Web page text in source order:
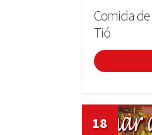
Comida
Tió
18